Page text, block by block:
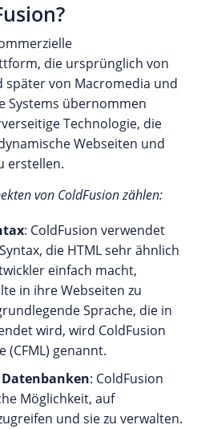
die ursprünglich von
später von Macromedia und
Systems übernommen
Technologie, die
Webseiten und
erstellen.
von ColdFusion zählen:
: ColdFusion verwendet
die HTML sehr ähnlich
einfach macht,
in ihre Webseiten zu
Sprache, die in
wird, wird ColdFusion
(CFML) genannt.
: ColdFusion
Möglichkeit, auf
und sie zu verwalten.